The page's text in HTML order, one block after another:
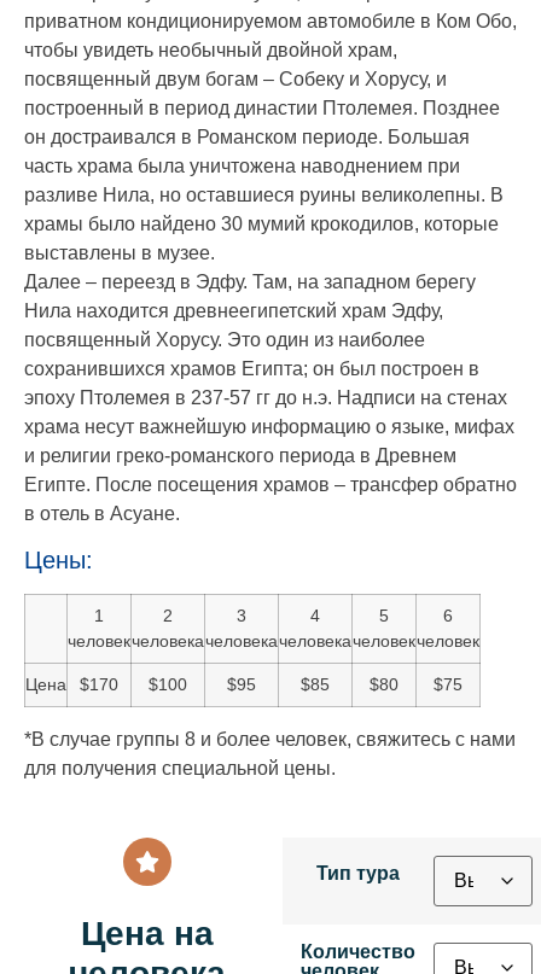
приватном кондиционируемом автомобиле в Ком Обо,
чтобы увидеть необычный двойной храм,
посвященный двум богам – Собеку и Хорусу, и
построенный в период династии Птолемея. Позднее
он достраивался в Романском периоде. Большая
часть храма была уничтожена наводнением при
разливе Нила, но оставшиеся руины великолепны. В
храмы было найдено 30 мумий крокодилов, которые
выставлены в музее.
Далее – переезд в Эдфу. Там, на западном берегу
Нила находится древнеегипетский храм Эдфу,
посвященный Хорусу. Это один из наиболее
сохранившихся храмов Египта; он был построен в
эпоху Птолемея в 237-57 гг до н.э. Надписи на стенах
храма несут важнейшую информацию о языке, мифах
и религии греко-романского периода в Древнем
Египте. После посещения храмов – трансфер обратно
в отель в Асуане.
Цены:
1
человек
2
человека
3
человека
4
человека
5
человек
6
человек
Цена $170 $100 $95 $85 $80 $75
*В случае группы 8 и более человек, свяжитесь с нами
для получения специальной цены.
Цена на
Тип тура
Количество